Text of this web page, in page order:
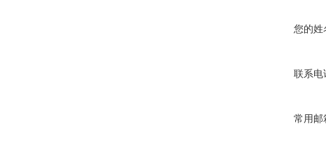
您的姓
联系电
常用邮